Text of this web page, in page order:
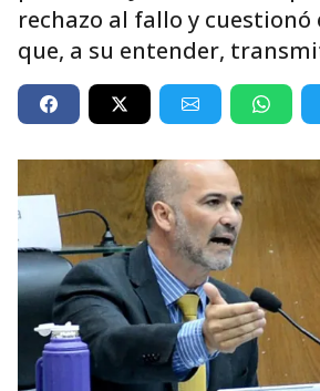
rechazo al fallo y cuestionó
que, a su entender,